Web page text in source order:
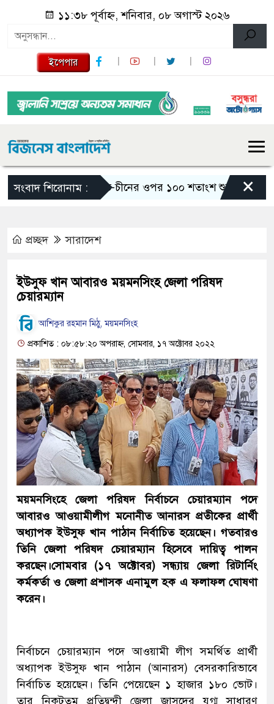
১১:৩৮ পূর্বাহ্ন, শনিবার, ০৮ অগাস্ট ২০২৬
ইপেপার
সংবাদ শিরোনাম :ভারত-চীনের ওপর ১০০ শতাংশ শুল্ক আরোপের বিল
×
প্রচ্ছদ সারাদেশ
ইউসুফ খান আবারও ময়মনসিংহ জেলা পরিষদ
চেয়ারম্যান
আশিকুর রহমান মিঠু, ময়মনসিংহ
প্রকাশিত : ০৮:৫৮:২০ অপরাহ্ন, সোমবার, ১৭ অক্টোবর ২০২২
ময়মনসিংহে জেলা পরিষদ নির্বাচনে চেয়ারম্যান পদে
আবারও আওয়ামীলীগ মনোনীত আনারস প্রতীকের প্রার্থী
অধ্যাপক ইউসুফ খান পাঠান নির্বাচিত হয়েছেন। গতবারও
তিনি জেলা পরিষদ চেয়ারম্যান হিসেবে দায়িত্ব পালন
করছেন।সোমবার (১৭ অক্টোবর) সন্ধ্যায় জেলা রিটার্নিং
কর্মকর্তা ও জেলা প্রশাসক এনামুল হক এ ফলাফল ঘোষণা
করেন।
নির্বাচনে চেয়ারম্যান পদে আওয়ামী লীগ সমর্থিত প্রার্থী
অধ্যাপক ইউসুফ খান পাঠান (আনারস) বেসরকারিভাবে
নির্বাচিত হয়েছেন। তিনি পেয়েছেন ১ হাজার ১৮০ ভোট।
তার নিকটতম প্রতিদ্বন্দ্বী জেলা জাসদের যুগ্ম সাধারণ